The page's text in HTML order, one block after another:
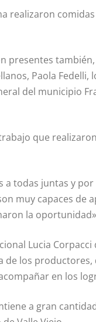
realizaron
presentes
Paola
del municipio
que
a todas juntas y
muy capaces de
la
Lucia
de los
en los
a gran